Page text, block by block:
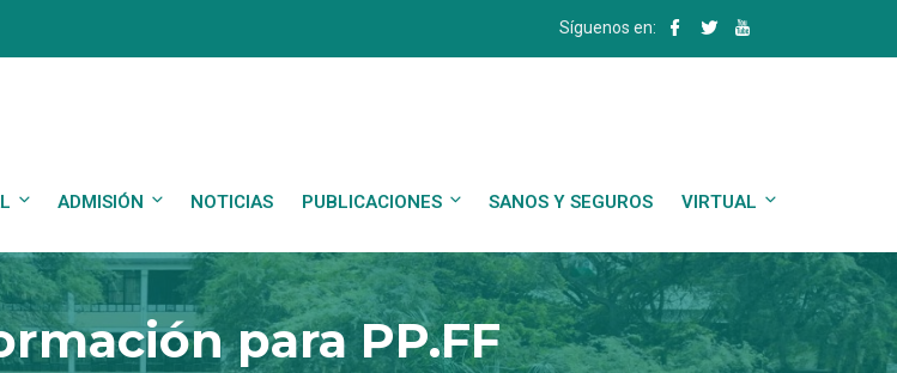
Síguenos en:
ADMISIÓN NOTICIAS PUBLICACIONES SANOS Y SEGUROS VIRTUAL
para PP.FF